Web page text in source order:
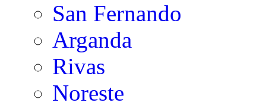
San Fernando
Arganda
Rivas
Noreste